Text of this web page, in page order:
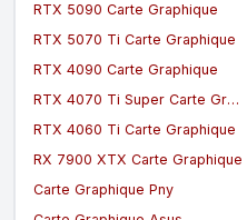
RTX 5090 Carte Graphique
RTX 5070 Ti Carte Graphique
RTX 4090 Carte Graphique
RTX 4070 Ti Super Carte Graphique
RTX 4060 Ti Carte Graphique
RX 7900 XTX Carte Graphique
Carte Graphique Pny